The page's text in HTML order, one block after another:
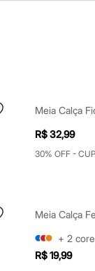
Meia Calça
R$ 32,99
30% OFF -
Meia Calça
+ 2
R$ 19,99